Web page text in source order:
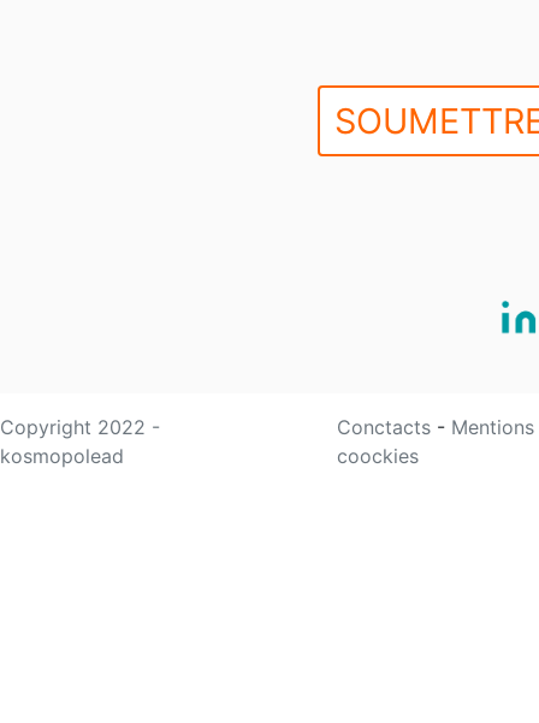
Copyright 2022 -
kosmopolead
Conctacts -
coockies